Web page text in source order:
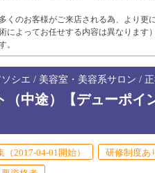
多くのお客様がご来店される為、より更
によってお任せする内容は異なります
。
シエ / 美容室・美容系サロン / 正
（中途）【デューポイ
（2017-04-01開始） 研修制度あ